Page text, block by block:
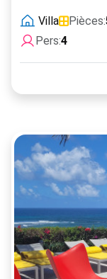
Villa Pièces:
Pers:4